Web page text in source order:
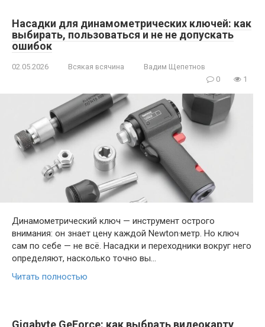
Насадки для динамометрических ключей: как
выбирать, пользоваться и не не допускать
ошибок
02.05.2026 Всякая всячина
Вадим Щепетнов
0
1
Динамометрический ключ — инструмент острого
внимания: он знает цену каждой Newton·метр. Но ключ
сам по себе — не всё. Насадки и переходники вокруг него
определяют, насколько точно вы…
Читать полностью
Gigabyte GeForce: как выбрать видеокарту,